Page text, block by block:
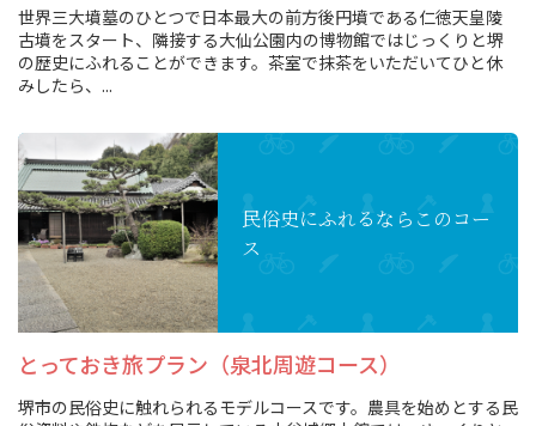
世界三大墳墓のひとつで日本最大の前方後円墳である仁徳天皇陵
古墳をスタート、隣接する大仙公園内の博物館ではじっくりと堺
の歴史にふれることができます。茶室で抹茶をいただいてひと休
みしたら、...
民俗史にふれるなら このコー
ス
とっておき旅プラン（泉北周遊コース）
堺市の民俗史に触れられるモデルコースです。農具を始めとする民